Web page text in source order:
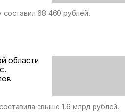
составил 68 460 рублей.
области
свыше 1,6 млрд рублей.